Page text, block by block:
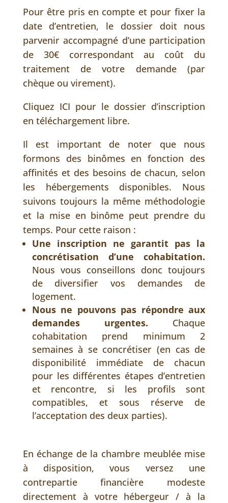
Pour être pris en compte et pour fixer la
date d’entretien, le dossier doit nous
parvenir accompagné d’une participation
de 30€ correspondant au coût du
traitement de votre demande (par
chèque ou virement).
Cliquez ICI pour le dossier d’inscription
en téléchargement libre.
Il est important de noter que nous
formons des binômes en fonction des
affinités et des besoins de chacun, selon
les hébergements disponibles. Nous
suivons toujours la même méthodologie
et la mise en binôme peut prendre du
temps. Pour cette raison :
Une inscription ne garantit pas la
concrétisation d’une cohabitation.
Nous vous conseillons donc toujours
de diversifier vos demandes de
logement.
Nous ne pouvons pas répondre aux
demandes urgentes. Chaque
cohabitation prend minimum 2
semaines à se concrétiser (en cas de
disponibilité immédiate de chacun
pour les différentes étapes d’entretien
et rencontre, si les profils sont
compatibles, et sous réserve de
l’acceptation des deux parties).
En échange de la chambre meublée mise
à disposition, vous versez une
contrepartie financière modeste
directement à votre hébergeur / à la